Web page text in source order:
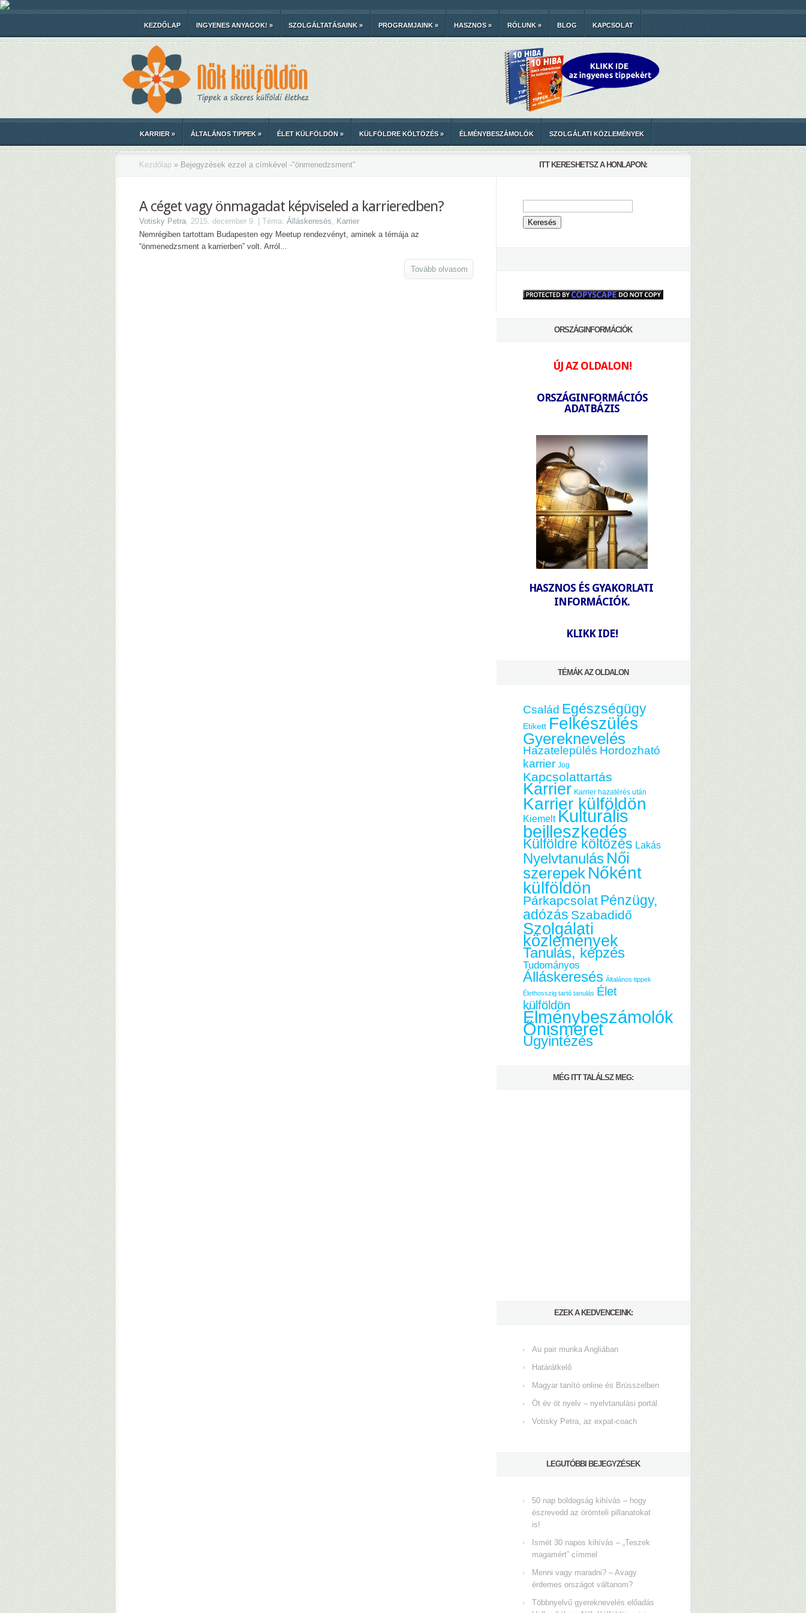
KEZDŐLAP INGYENES ANYAGOK! » SZOLGÁLTATÁSAINK » PROGRAMJAINK » HASZNOS» RÓLUNK » BLOG KAPCSOLAT
KARRIER» ÁLTALÁNOS TIPPEK » ÉLET KÜLFÖLDÖN » KÜLFÖLDRE KÖLTÖZÉS» ÉLMÉNYBESZÁMOLÓK SZOLGÁLATI KÖZLEMÉNYEK
Kezdőlap » Bejegyzések ezzel a címkével -"önmenedzsment"
A céget vagy önmagadat képviseled a karrieredben?
Votisky Petra, 2015. december 9. | Téma: Álláskeresés, Karrier
Nemrégiben tartottam Budapesten egy Meetup rendezvényt, aminek a témája az
“önmenedzsment a karrierben” volt. Arról...
Tovább olvasom
ITT KERESHETSZ A HONLAPON:
ORSZÁGINFORMÁCIÓK
ÚJ AZ OLDALON!
ORSZÁGINFORMÁCIÓS
ADATBÁZIS
HASZNOS ÉS GYAKORLATI
INFORMÁCIÓK.
KLIKK IDE!
TÉMÁK AZ OLDALON
Család Egészségügy
Etikett Felkészülés
Gyereknevelés
Hazatelepülés Hordozható
karrier Jog
Kapcsolattartás
Karrier Karrier hazatérés után
Karrier külföldön
Kiemelt Kulturális
beilleszkedés
Külföldre költözés Lakás
Nyelvtanulás Női
szerepek Nőként
külföldön
Párkapcsolat Pénzügy,
adózás Szabadidő
Szolgálati
közlemények
Tanulás, képzés
Tudományos
Álláskeresés Általános tippek
Élethosszig tartó tanulás Élet
külföldön
Élménybeszámolók
Önismeret
Ügyintézés
MÉG ITT TALÁLSZ MEG:
EZEK A KEDVENCEINK:
Au pair munka Angliában
Határátkelő
Magyar tanító online és Brüsszelben
Öt év öt nyelv – nyelvtanulási portál
Votisky Petra, az expat-coach
LEGUTÓBBI BEJEGYZÉSEK
50 nap boldogság kihívás – hogy
észrevedd az örömteli pillanatokat
is!
Ismét 30 napos kihívás – „Teszek
magamért” címmel
Menni vagy maradni? – Avagy
érdemes országot váltanom?
Többnyelvű gyereknevelés előadás